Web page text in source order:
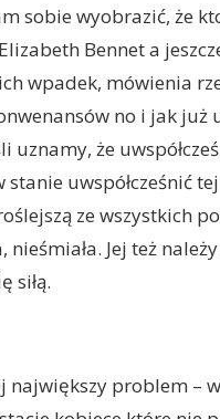
sobie wyobrazić, że
Bennet a
wpadek, mówienia
no i jak
uznamy, że
stanie uwspółcześnić
ze wszystkich
nieśmiała. Jej też
siłą.
największy problem –